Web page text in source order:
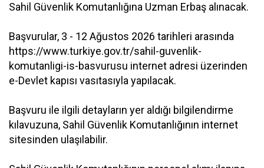
Sahil Güvenlik Komutanlığına Uzman Erbaş alınacak.
Başvurular, 3 - 12 Ağustos 2026 tarihleri arasında
https://www.turkiye.gov.tr/sahil-guvenlik-
komutanligi-is-basvurusu internet adresi üzerinden
e-Devlet kapısı vasıtasıyla yapılacak.
Başvuru ile ilgili detayların yer aldığı bilgilendirme
kılavuzuna, Sahil Güvenlik Komutanlığının internet
sitesinden ulaşılabilir.